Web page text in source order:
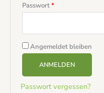
Passwort*Erforderlich
Angemeldet bleiben
ANMELDEN
Passwort vergessen?